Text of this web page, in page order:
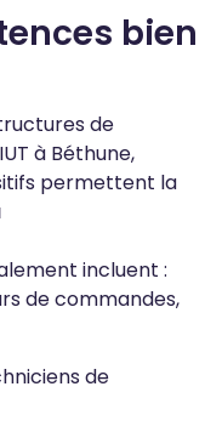
bien
de
à Béthune,
permettent la
incluent :
de commandes,
de